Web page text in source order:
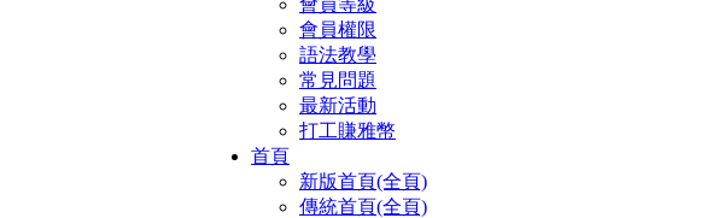
會員等級
會員權限
語法教學
常見問題
最新活動
打工賺雅幣
首頁
新版首頁(全頁)
傳統首頁(全頁)